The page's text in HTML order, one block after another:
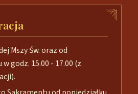
Mszy Św. oraz od
godz. 15.00 - 17.00 (z